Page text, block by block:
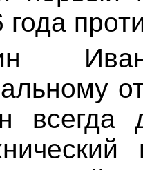
всегда